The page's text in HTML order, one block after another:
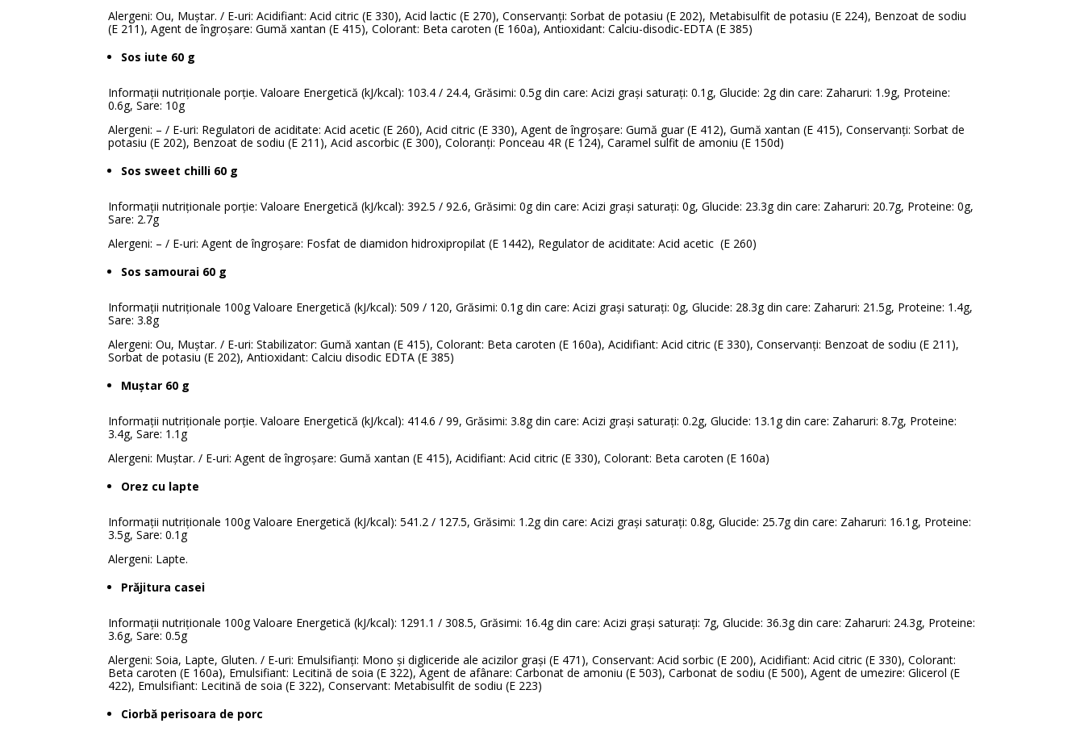
Alergeni: Ou, Muștar. / E-uri: Acidifiant: Acid citric (E 330), Acid lactic (E 270), Conservanți: Sorbat de potasiu (E 202), Metabisulfit de potasiu (E 224), Benzoat de sodiu
(E 211), Agent de îngroșare: Gumă xantan (E 415), Colorant: Beta caroten (E 160a), Antioxidant: Calciu-disodic-EDTA (E 385)
Sos iute 60 g
Informații nutriționale porție. Valoare Energetică (kJ/kcal): 103.4 / 24.4, Grăsimi: 0.5g din care: Acizi grași saturați: 0.1g, Glucide: 2g din care: Zaharuri: 1.9g, Proteine:
0.6g, Sare: 10g
Alergeni: – / E-uri: Regulatori de aciditate: Acid acetic (E 260), Acid citric (E 330), Agent de îngroșare: Gumă guar (E 412), Gumă xantan (E 415), Conservanți: Sorbat de
potasiu (E 202), Benzoat de sodiu (E 211), Acid ascorbic (E 300), Coloranți: Ponceau 4R (E 124), Caramel sulfit de amoniu (E 150d)
Sos sweet chilli 60 g
Informații nutriționale porție: Valoare Energetică (kJ/kcal): 392.5 / 92.6, Grăsimi: 0g din care: Acizi grași saturați: 0g, Glucide: 23.3g din care: Zaharuri: 20.7g, Proteine: 0g,
Sare: 2.7g
Alergeni: – / E-uri: Agent de îngroșare: Fosfat de diamidon hidroxipropilat (E 1442), Regulator de aciditate: Acid acetic (E 260)
Sos samourai 60 g
Informații nutriționale 100g Valoare Energetică (kJ/kcal): 509 / 120, Grăsimi: 0.1g din care: Acizi grași saturați: 0g, Glucide: 28.3g din care: Zaharuri: 21.5g, Proteine: 1.4g,
Sare: 3.8g
Alergeni: Ou, Muștar. / E-uri: Stabilizator: Gumă xantan (E 415), Colorant: Beta caroten (E 160a), Acidifiant: Acid citric (E 330), Conservanți: Benzoat de sodiu (E 211),
Sorbat de potasiu (E 202), Antioxidant: Calciu disodic EDTA (E 385)
Muștar 60 g
Informații nutriționale porție. Valoare Energetică (kJ/kcal): 414.6 / 99, Grăsimi: 3.8g din care: Acizi grași saturați: 0.2g, Glucide: 13.1g din care: Zaharuri: 8.7g, Proteine:
3.4g, Sare: 1.1g
Alergeni: Muștar. / E-uri: Agent de îngroșare: Gumă xantan (E 415), Acidifiant: Acid citric (E 330), Colorant: Beta caroten (E 160a)
Orez cu lapte
Informații nutriționale 100g Valoare Energetică (kJ/kcal): 541.2 / 127.5, Grăsimi: 1.2g din care: Acizi grași saturați: 0.8g, Glucide: 25.7g din care: Zaharuri: 16.1g, Proteine:
3.5g, Sare: 0.1g
Alergeni: Lapte.
Prăjitura casei
Informații nutriționale 100g Valoare Energetică (kJ/kcal): 1291.1 / 308.5, Grăsimi: 16.4g din care: Acizi grași saturați: 7g, Glucide: 36.3g din care: Zaharuri: 24.3g, Proteine:
3.6g, Sare: 0.5g
Alergeni: Soia, Lapte, Gluten. / E-uri: Emulsifianți: Mono și digliceride ale acizilor grași (E 471), Conservant: Acid sorbic (E 200), Acidifiant: Acid citric (E 330), Colorant:
Beta caroten (E 160a), Emulsifiant: Lecitină de soia (E 322), Agent de afânare: Carbonat de amoniu (E 503), Carbonat de sodiu (E 500), Agent de umezire: Glicerol (E
422), Emulsifiant: Lecitină de soia (E 322), Conservant: Metabisulfit de sodiu (E 223)
Ciorbă perisoara de porc